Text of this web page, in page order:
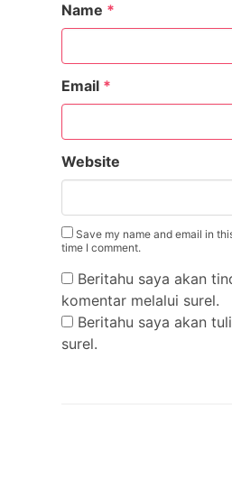
Name *
Email *
Website
Save my name and email in
time I comment.
Beritahu saya akan
komentar melalui surel.
Beritahu saya akan
surel.